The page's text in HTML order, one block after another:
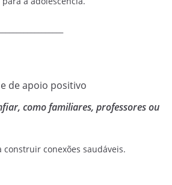
como familiares, professores ou
conexões saudáveis.